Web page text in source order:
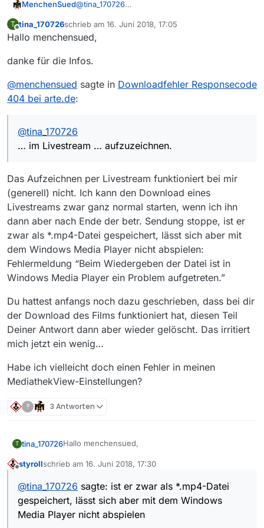
• https://arteptweb-
a.akamaihd.net/am/ptweb/080000/080000/080048
-000-A_SQ_0_VA_03691292_MP4-2200_AMM-
PTWEB_xxJaesaBW.mp4
• https://www.arte.tv/fr/videos/080048-000-
A/dallas-buyers-club/
• https://arteptweb-
a.akamaihd.net/am/ptweb/080000/080000/080048
-000-A_SQ_0_VO-STF_03691308_MP4-2200_AMM-
PTWEB_xxQaesfxc.mp4
Hat vielleicht jemand eine Lösung für das Problem?
Martina
MenchenSued@tina_170726
online nicht verfügbar ist. Er wird jedoch im TV
und im Livestream am 20. Juni gesendet, also
aufzuzeichnen.
T
Offline
tina_170726schrieb am 16. Juni 2018, 17:05
zuletzt editiert von
Hallo menchensued,
danke für die Infos.
@menchensued sagte in Downloadfehler Responsecode
404 bei arte.de:
@tina_170726
… im Livestream … aufzuzeichnen.
Das Aufzeichnen per Livestream funktioniert bei mir
(generell) nicht. Ich kann den Download eines
Livestreams zwar ganz normal starten, wenn ich ihn
dann aber nach Ende der betr. Sendung stoppe, ist er
zwar als *.mp4-Datei gespeichert, lässt sich aber mit
dem Windows Media Player nicht abspielen:
Fehlermeldung “Beim Wiedergeben der Datei ist in
Windows Media Player ein Problem aufgetreten.”
Du hattest anfangs noch dazu geschrieben, dass bei dir
der Download des Films funktioniert hat, diesen Teil
Deiner Antwort dann aber wieder gelöscht. Das irritiert
mich jetzt ein wenig…
Habe ich vielleicht doch einen Fehler in meinen
MediathekView-Einstellungen?
? 3 Antworten
T tina_170726Hallo menchensued,
danke für die Infos.
@menchensued sagte inDownloadfehler
Responsecode 404 bei arte.de:
@tina_170726
styrollschrieb am 16. Juni 2018, 17:30
zuletzt editiert von
@tina_170726 sagte: ist er zwar als *.mp4-Datei
gespeichert, lässt sich aber mit dem Windows
Media Player nicht abspielen